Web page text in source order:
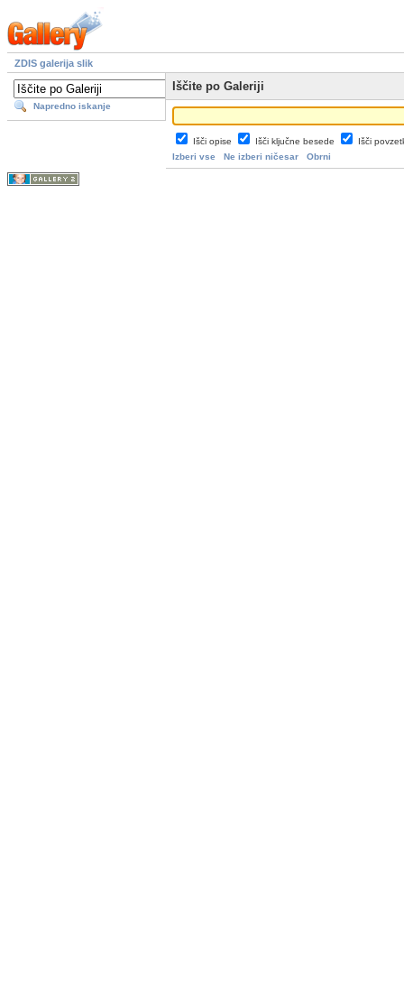
ZDIS galerija slik
Napredno iskanje
Iščite po Galeriji
Išči opise Išči ključne besede
Išči
Izberi vse
Ne izberi ničesar Obrni